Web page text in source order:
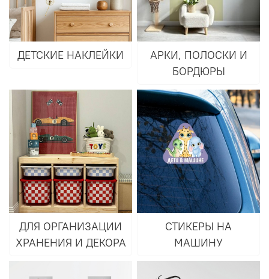
ДЕТСКИЕ НАКЛЕЙКИ
АРКИ, ПОЛОСКИ И
БОРДЮРЫ
ДЛЯ ОРГАНИЗАЦИИ
ХРАНЕНИЯ И ДЕКОРА
СТИКЕРЫ НА
МАШИНУ